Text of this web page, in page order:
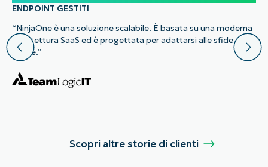
ENDPOINT GESTITI
“NinjaOne è una soluzione scalabile. È basata su una moderna
architettura SaaS ed è progettata per adattarsi alle sfide
future.”
Scopri altre storie di clienti